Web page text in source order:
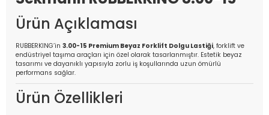
Ürün Açıklaması
RUBBERKING’in 3.00-15 Premium Beyaz Forklift Dolgu Lastiği, forklift ve
endüstriyel taşıma araçları için özel olarak tasarlanmıştır. Estetik beyaz
tasarımı ve dayanıklı yapısıyla zorlu iş koşullarında uzun ömürlü
performans sağlar.
Ürün Özellikleri